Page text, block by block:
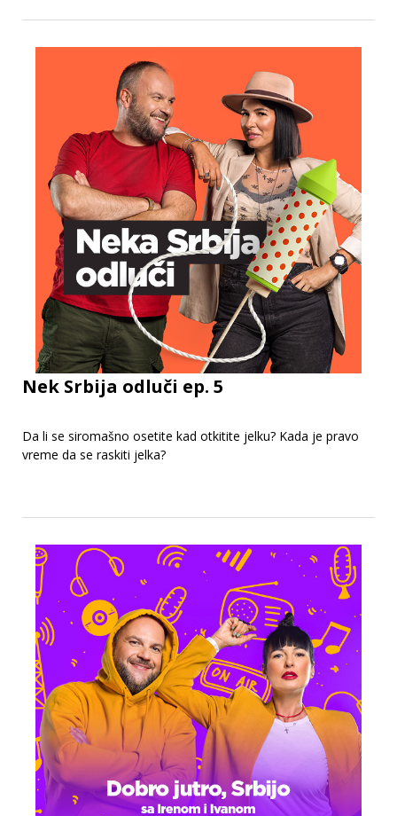
Nek Srbija odluči ep. 5
Da li se siromašno osetite kad otkitite jelku? Kada je pravo
vreme da se raskiti jelka?